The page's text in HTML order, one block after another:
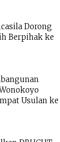
Dorong
Berpihak ke
Usulan ke